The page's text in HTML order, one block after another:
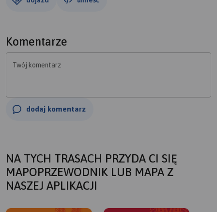
Komentarze
Twój komentarz
dodaj komentarz
NA TYCH TRASACH PRZYDA CI SIĘ
MAPOPRZEWODNIK LUB MAPA Z
NASZEJ APLIKACJI